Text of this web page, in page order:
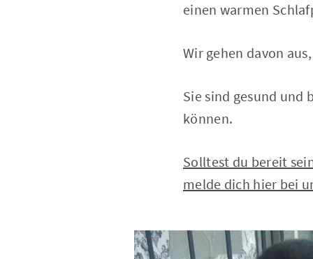
einen warmen
Wir gehen davon
Sie sind gesund und
können.
Solltest du bereit
melde dich hier bei